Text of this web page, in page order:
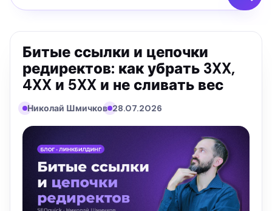
Битые ссылки и цепочки
редиректов: как убрать 3XX,
4XX и 5XX и не сливать вес
Николай Шмичков 28.07.2026